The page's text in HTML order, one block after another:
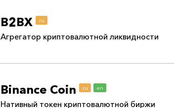
B2BX ru
Агрегатор криптовалютной ликвидности
Binance Coin ru en
Нативный токен криптовалютной биржи